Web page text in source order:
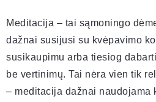
Meditacija – tai sąmoningo
dažnai susijusi su kvėpavimo
susikaupimu arba tiesiog
be vertinimų. Tai nėra vien tik
– meditacija dažnai naudojama